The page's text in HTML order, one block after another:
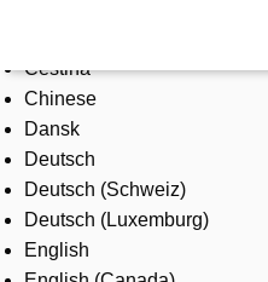
Products & Solutions
Industries
Services
About us
Where to buy
Contact us
Careers
Čeština
Chinese
Dansk
Deutsch
Deutsch (Schweiz)
Deutsch (Luxemburg)
English